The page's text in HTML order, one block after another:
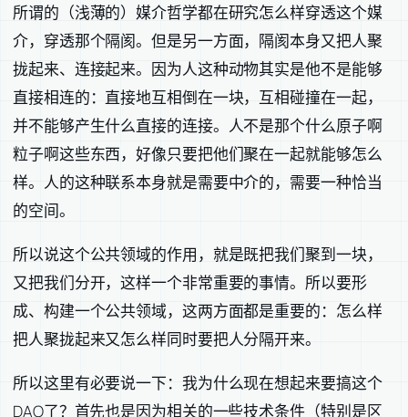
所谓的（浅薄的）媒介哲学都在研究怎么样穿透这个媒
介，穿透那个隔阂。但是另一方面，隔阂本身又把人聚
拢起来、连接起来。因为人这种动物其实是他不是能够
直接相连的：直接地互相倒在一块，互相碰撞在一起，
并不能够产生什么直接的连接。人不是那个什么原子啊
粒子啊这些东西，好像只要把他们聚在一起就能够怎么
样。人的这种联系本身就是需要中介的，需要一种恰当
的空间。
所以说这个公共领域的作用，就是既把我们聚到一块，
又把我们分开，这样一个非常重要的事情。所以要形
成、构建一个公共领域，这两方面都是重要的：怎么样
把人聚拢起来又怎么样同时要把人分隔开来。
所以这里有必要说一下：我为什么现在想起来要搞这个
DAO了？首先也是因为相关的一些技术条件（特别是区